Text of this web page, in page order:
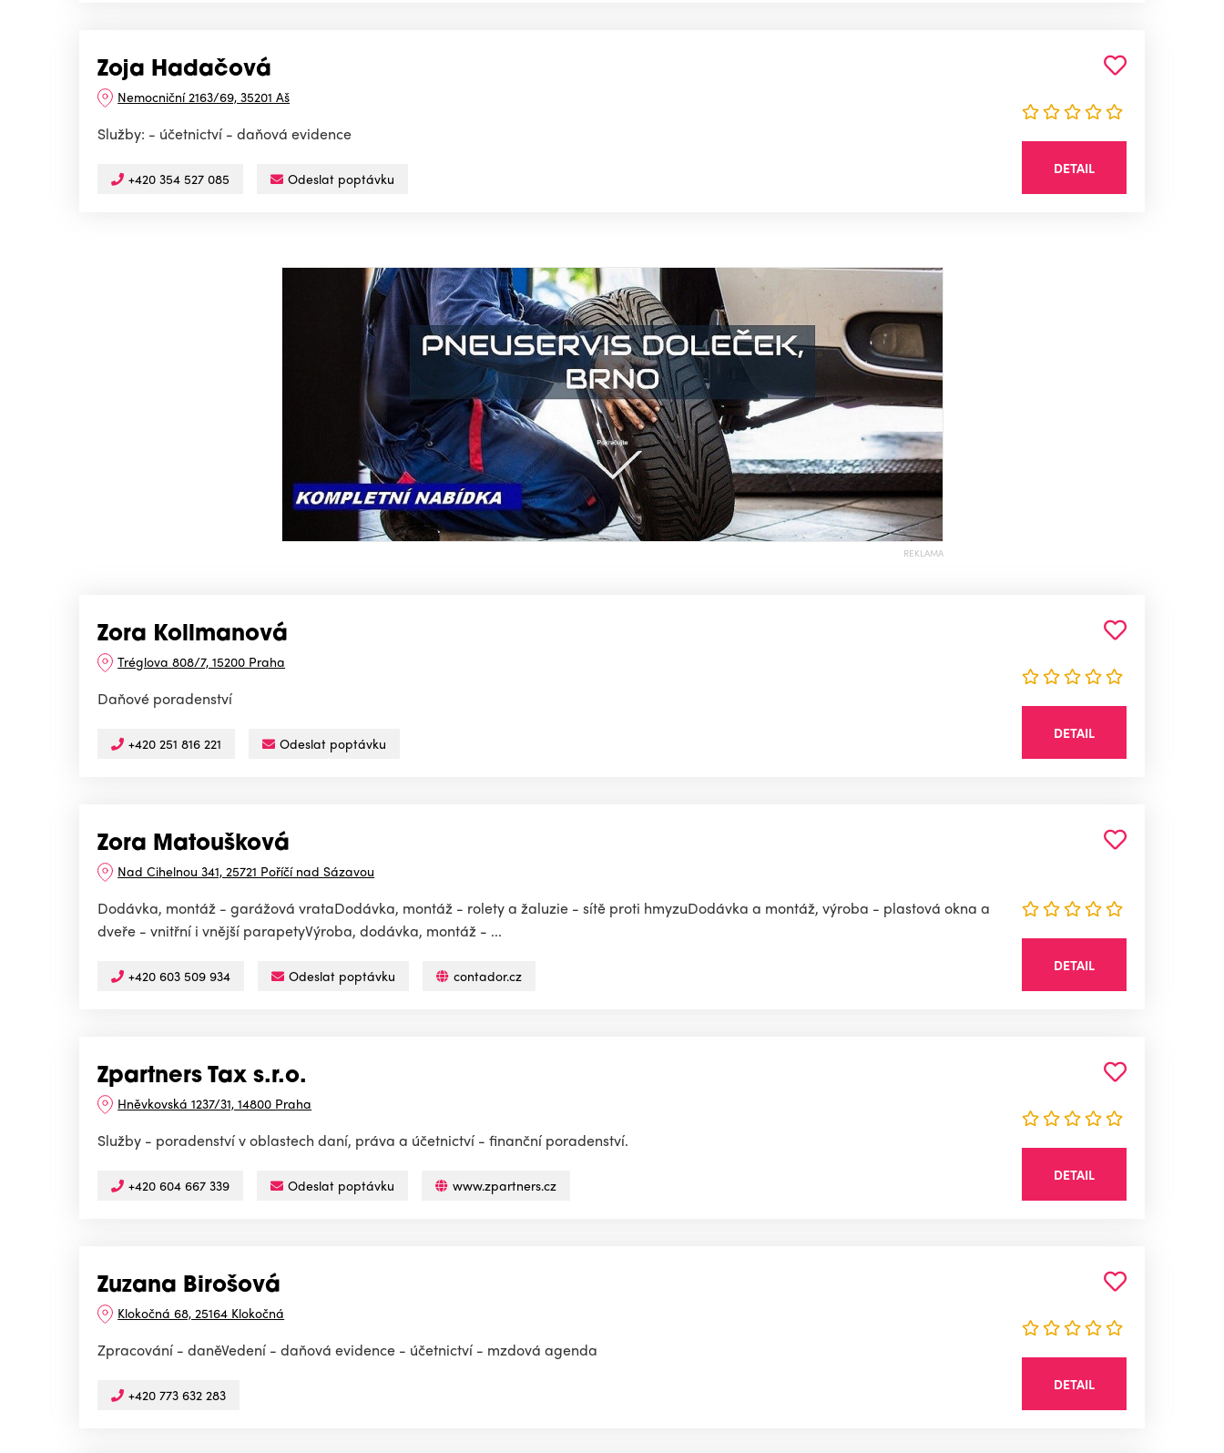
Zoja Hadačová
Nemocniční 2163/69, 35201 Aš
Služby: - účetnictví - daňová evidence
+420 354 527 085 Odeslat poptávku
DETAIL
REKLAMA
Zora Kollmanová
Tréglova 808/7, 15200 Praha
Daňové poradenství
+420 251 816 221 Odeslat poptávku
DETAIL
Zora Matoušková
Nad Cihelnou 341, 25721 Poříčí nad Sázavou
Dodávka, montáž - garážová vrataDodávka, montáž - rolety a žaluzie - sítě proti hmyzuDodávka a montáž, výroba - plastová okna a
dveře - vnitřní i vnější parapetyVýroba, dodávka, montáž - ...
+420 603 509 934 Odeslat poptávku contador.cz
DETAIL
Zpartners Tax s.r.o.
Hněvkovská 1237/31, 14800 Praha
Služby - poradenství v oblastech daní, práva a účetnictví - finanční poradenství.
+420 604 667 339 Odeslat poptávku www.zpartners.cz
DETAIL
Zuzana Birošová
Klokočná 68, 25164 Klokočná
Zpracování - daněVedení - daňová evidence - účetnictví - mzdová agenda
+420 773 632 283
DETAIL